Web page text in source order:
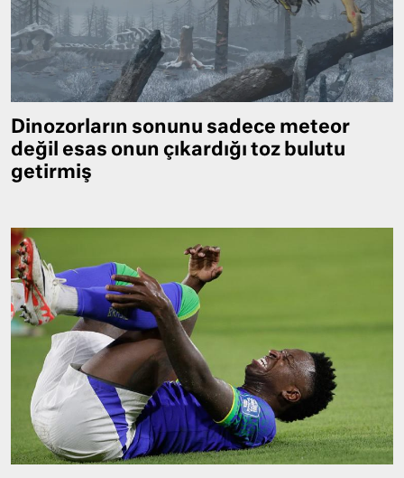
Dinozorların sonunu sadece meteor
değil esas onun çıkardığı toz bulutu
getirmiş